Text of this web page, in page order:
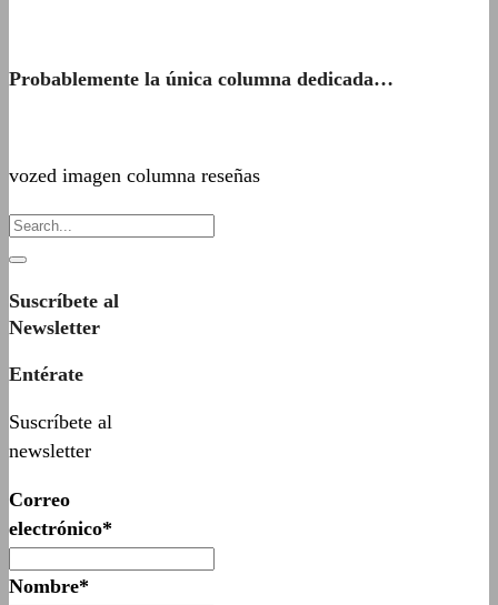
Probablemente la única columna dedicada…
vozed imagen columna reseñas
Suscríbete al
Newsletter
Entérate
Suscríbete al
newsletter
Correo
electrónico*
Nombre*